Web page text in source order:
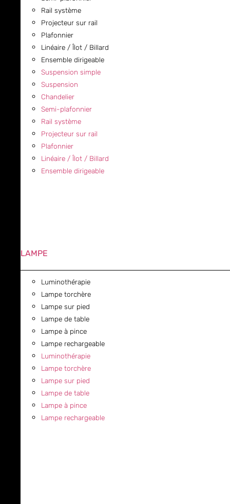
Rail système
Projecteur sur rail
Plafonnier
Linéaire / Îlot / Billard
Ensemble dirigeable
Suspension simple
Suspension
Chandelier
Semi-plafonnier
Rail système
Projecteur sur rail
Plafonnier
Linéaire / Îlot / Billard
Ensemble dirigeable
LAMPE
Luminothérapie
Lampe torchère
Lampe sur pied
Lampe de table
Lampe à pince
Lampe rechargeable
Luminothérapie
Lampe torchère
Lampe sur pied
Lampe de table
Lampe à pince
Lampe rechargeable